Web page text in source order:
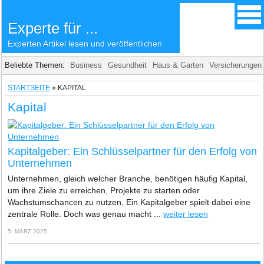
Experte für ...
Experten Artikel lesen und veröffentlichen
Beliebte Themen: Business Gesundheit Haus & Garten Versicherungen
STARTSEITE » KAPITAL
Kapital
Kapitalgeber: Ein Schlüsselpartner für den Erfolg von
Unternehmen
Unternehmen, gleich welcher Branche, benötigen häufig Kapital,
um ihre Ziele zu erreichen, Projekte zu starten oder
Wachstumschancen zu nutzen. Ein Kapitalgeber spielt dabei eine
zentrale Rolle. Doch was genau macht ...weiter lesen
5. MÄRZ 2025